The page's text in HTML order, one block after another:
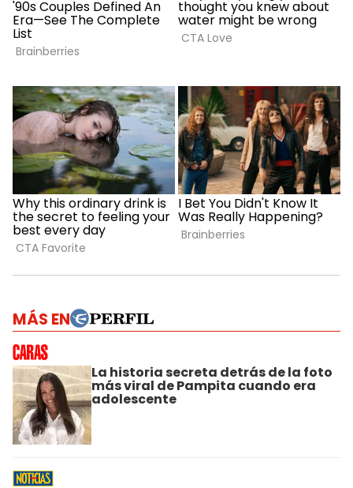
MÁS EN
La historia secreta detrás de la foto
más viral de Pampita cuando era
adolescente